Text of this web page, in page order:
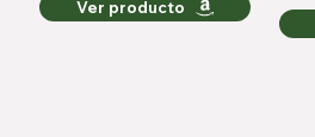
Ver producto